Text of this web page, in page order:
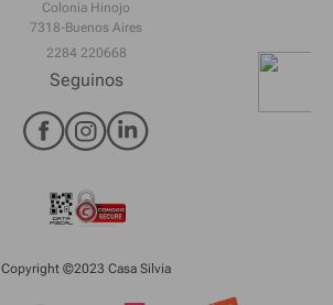
Colonia Hinojo
7318-Buenos Aires
2284 220668
Seguinos
Copyright ©2023 Casa Silvia